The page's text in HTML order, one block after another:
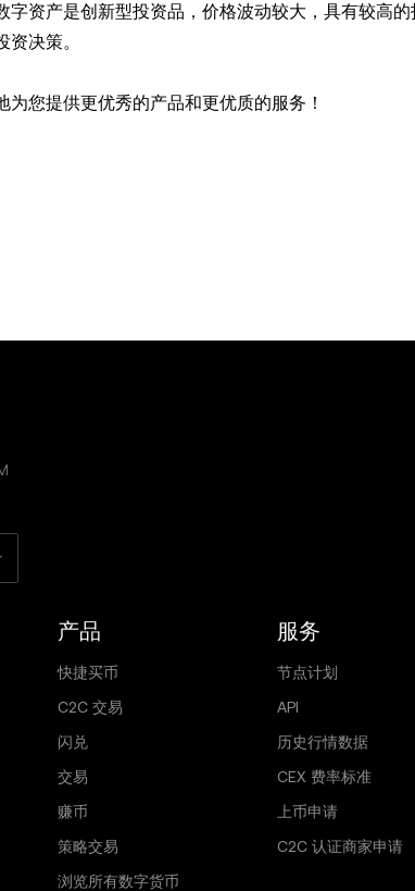
字资产是创新型投资品，价格波动较大，具有较高
决策。
为您提供更优秀的产品和更优质的服务！
产品
快捷买币
C2C 交易
闪兑
交易
赚币
策略交易
浏览所有数字货币
服务
节点计划
API
历史行情数据
CEX 费率标准
上币申请
C2C 认证商家申请